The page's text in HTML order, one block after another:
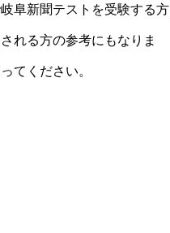
阜新聞テストを受験する方
れる方の参考にもなりま
てください。